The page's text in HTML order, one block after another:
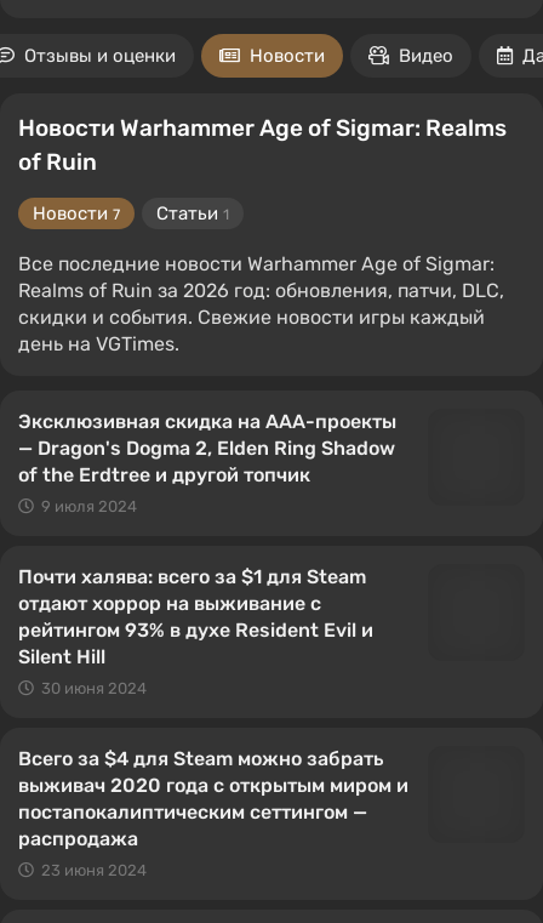
Отзывы и оценки Новости Видео
Новости Warhammer Age of Sigmar: Realms
of Ruin
Новости 7 Статьи 1
Все последние новости Warhammer Age of Sigmar:
Realms of Ruin за 2026 год: обновления, патчи, DLC,
скидки и события. Свежие новости игры каждый
день на VGTimes.
Эксклюзивная скидка на AAA-проекты
— Dragon's Dogma 2, Elden Ring Shadow
of the Erdtree и другой топчик
9 июля 2024
Почти халява: всего за $1 для Steam
отдают хоррор на выживание с
рейтингом 93% в духе Resident Evil и
Silent Hill
30 июня 2024
Всего за $4 для Steam можно забрать
выживач 2020 года с открытым миром и
постапокалиптическим сеттингом —
распродажа
23 июня 2024